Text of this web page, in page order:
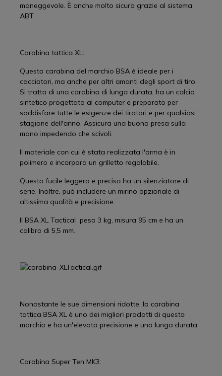
maneggevole. È anche molto sicuro grazie al sistema
ABT.
Carabina tattica XL:
Questa carabina del marchio BSA è ideale per i
cacciatori, ma anche per altri amanti degli sport di tiro.
Si tratta di una carabina di lunga durata, ha un calcio
sintetico progettato al computer e preparato per
soddisfare tutte le esigenze dei tiratori e per qualsiasi
stagione dell'anno. Assicura una buona presa sulla
mano impedendo che scivoli.
Il materiale con cui è stata realizzata l'arma è in
polimero e incorpora un grilletto regolabile.
Questo fucile leggero e preciso ha un silenziatore di
serie. Inoltre, può includere un mirino opzionale di
altissima qualità e precisione.
Il BSA XL Tactical pesa 3 kg, misura 95 cm e ha un
calibro di 5,5 mm.
Nonostante le sue dimensioni ridotte, la carabina
tattica BSA XL è uno dei migliori prodotti di questo
marchio e ha un'elevata precisione e una lunga durata.
Carabina Super Ten MK3: